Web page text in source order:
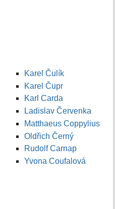
Karel Čulík
Karel Čupr
Karl Carda
Ladislav Červenka
Matthaeus Coppylius
Oldřich Černý
Rudolf Carnap
Yvona Coufalová